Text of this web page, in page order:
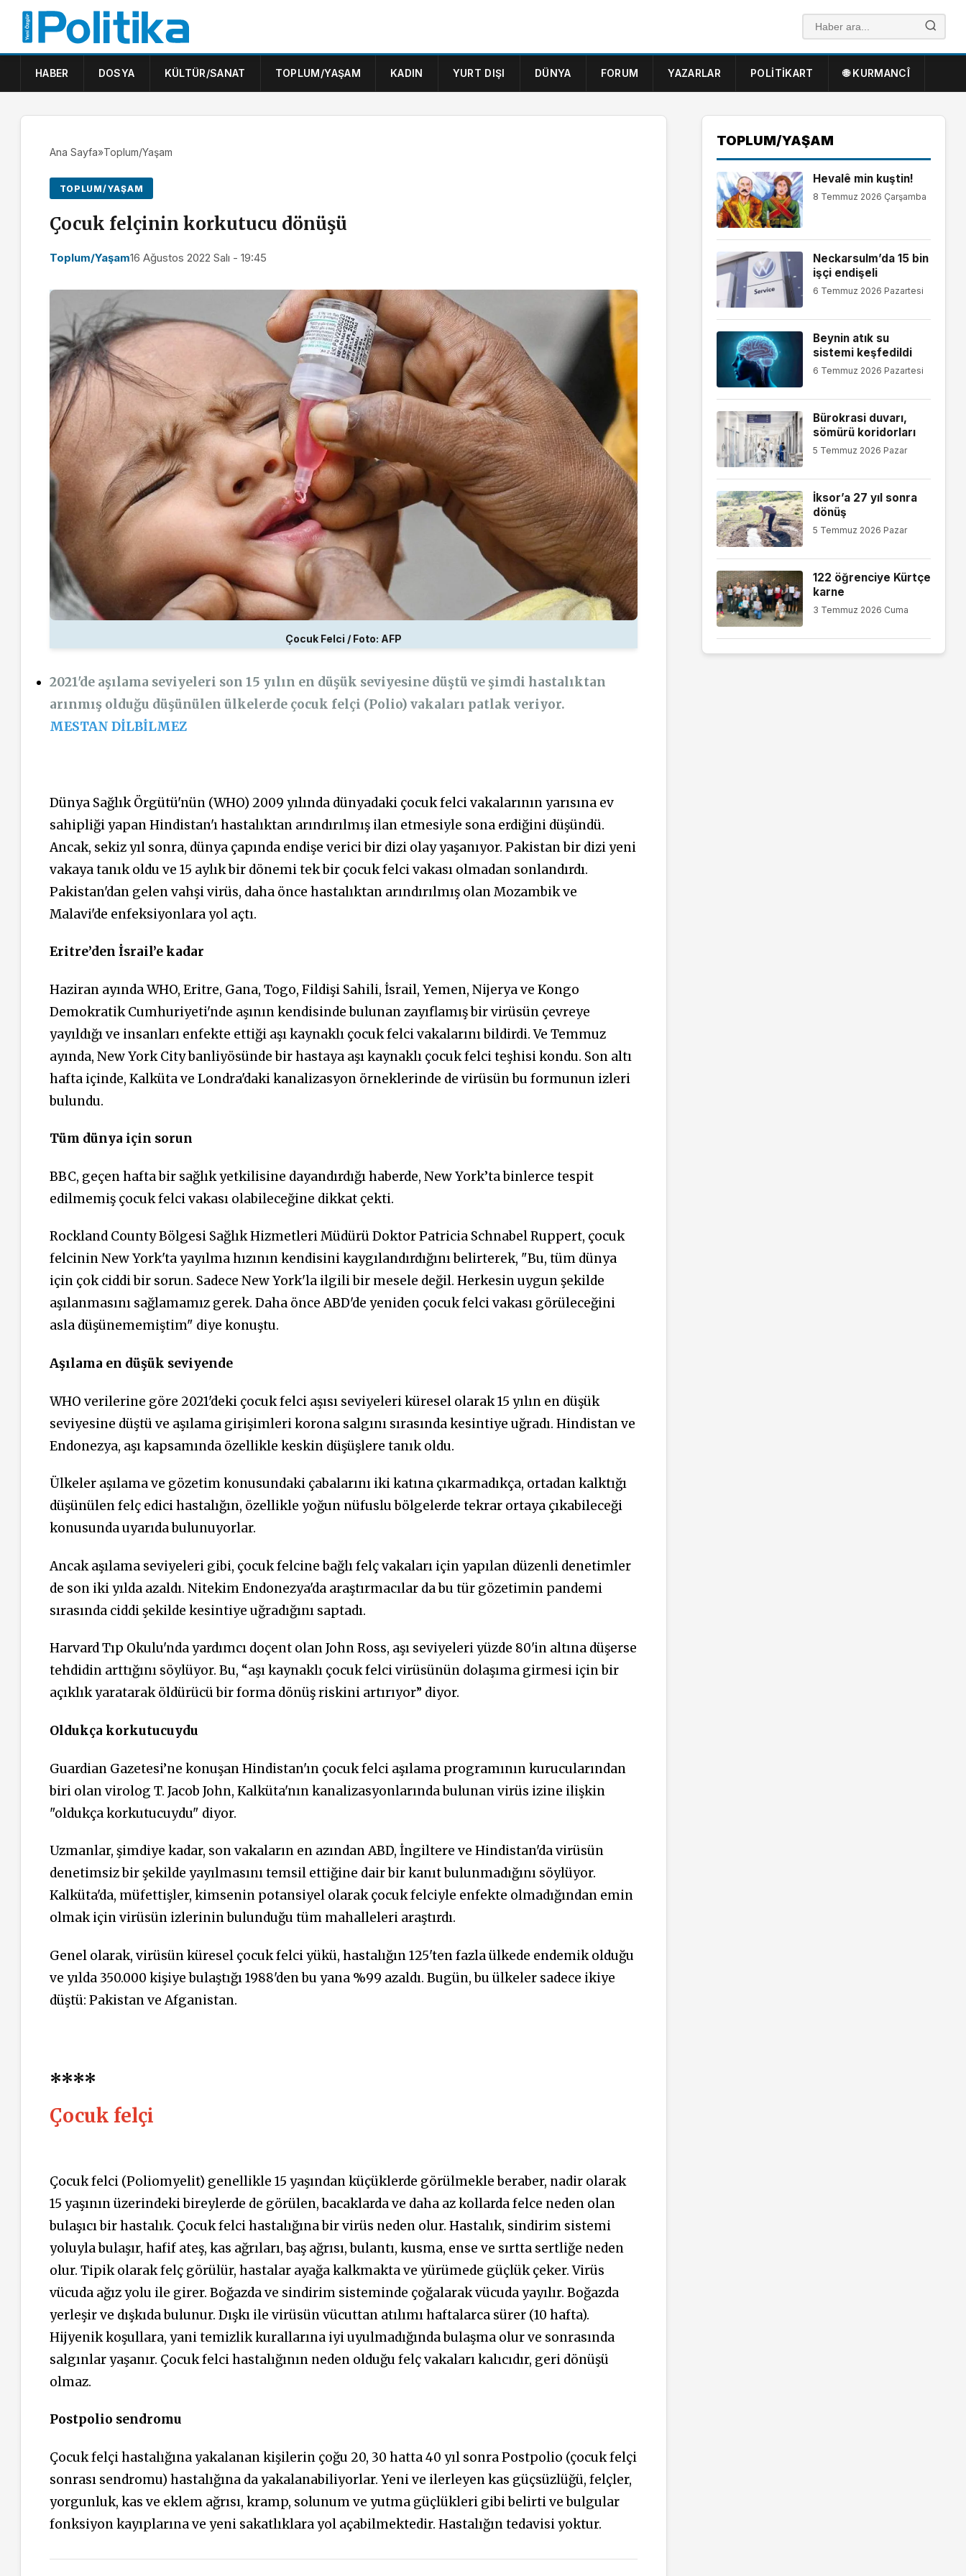
HABER DOSYA KÜLTÜR/SANAT TOPLUM/YAŞAM KADIN YURT DIŞI DÜNYA FORUM YAZARLAR POLITIKART 🌐 KURMANCÎ
Ana Sayfa»Toplum/Yaşam
TOPLUM/YAŞAM
Çocuk felçinin korkutucu dönüşü
Toplum/Yaşam16 Ağustos 2022 Salı - 19:45
Çocuk Felci / Foto: AFP
2021'de aşılama seviyeleri son 15 yılın en düşük seviyesine düştü ve şimdi hastalıktan
arınmış olduğu düşünülen ülkelerde çocuk felçi (Polio) vakaları patlak veriyor.
MESTAN DİLBİLMEZ
Dünya Sağlık Örgütü'nün (WHO) 2009 yılında dünyadaki çocuk felci vakalarının yarısına ev
sahipliği yapan Hindistan'ı hastalıktan arındırılmış ilan etmesiyle sona erdiğini düşündü.
Ancak, sekiz yıl sonra, dünya çapında endişe verici bir dizi olay yaşanıyor. Pakistan bir dizi yeni
vakaya tanık oldu ve 15 aylık bir dönemi tek bir çocuk felci vakası olmadan sonlandırdı.
Pakistan'dan gelen vahşi virüs, daha önce hastalıktan arındırılmış olan Mozambik ve
Malavi'de enfeksiyonlara yol açtı.
Eritre’den İsrail’e kadar
Haziran ayında WHO, Eritre, Gana, Togo, Fildişi Sahili, İsrail, Yemen, Nijerya ve Kongo
Demokratik Cumhuriyeti'nde aşının kendisinde bulunan zayıflamış bir virüsün çevreye
yayıldığı ve insanları enfekte ettiği aşı kaynaklı çocuk felci vakalarını bildirdi. Ve Temmuz
ayında, New York City banliyösünde bir hastaya aşı kaynaklı çocuk felci teşhisi kondu. Son altı
hafta içinde, Kalküta ve Londra'daki kanalizasyon örneklerinde de virüsün bu formunun izleri
bulundu.
Tüm dünya için sorun
BBC, geçen hafta bir sağlık yetkilisine dayandırdığı haberde, New York’ta binlerce tespit
edilmemiş çocuk felci vakası olabileceğine dikkat çekti.
Rockland County Bölgesi Sağlık Hizmetleri Müdürü Doktor Patricia Schnabel Ruppert, çocuk
felcinin New York'ta yayılma hızının kendisini kaygılandırdığını belirterek, "Bu, tüm dünya
için çok ciddi bir sorun. Sadece New York'la ilgili bir mesele değil. Herkesin uygun şekilde
aşılanmasını sağlamamız gerek. Daha önce ABD'de yeniden çocuk felci vakası görüleceğini
asla düşünememiştim" diye konuştu.
Aşılama en düşük seviyende
WHO verilerine göre 2021'deki çocuk felci aşısı seviyeleri küresel olarak 15 yılın en düşük
seviyesine düştü ve aşılama girişimleri korona salgını sırasında kesintiye uğradı. Hindistan ve
Endonezya, aşı kapsamında özellikle keskin düşüşlere tanık oldu.
Ülkeler aşılama ve gözetim konusundaki çabalarını iki katına çıkarmadıkça, ortadan kalktığı
düşünülen felç edici hastalığın, özellikle yoğun nüfuslu bölgelerde tekrar ortaya çıkabileceği
konusunda uyarıda bulunuyorlar.
Ancak aşılama seviyeleri gibi, çocuk felcine bağlı felç vakaları için yapılan düzenli denetimler
de son iki yılda azaldı. Nitekim Endonezya'da araştırmacılar da bu tür gözetimin pandemi
sırasında ciddi şekilde kesintiye uğradığını saptadı.
Harvard Tıp Okulu'nda yardımcı doçent olan John Ross, aşı seviyeleri yüzde 80'in altına düşerse
tehdidin arttığını söylüyor. Bu, “aşı kaynaklı çocuk felci virüsünün dolaşıma girmesi için bir
açıklık yaratarak öldürücü bir forma dönüş riskini artırıyor” diyor.
Oldukça korkutucuydu
Guardian Gazetesi’ne konuşan Hindistan'ın çocuk felci aşılama programının kurucularından
biri olan virolog T. Jacob John, Kalküta'nın kanalizasyonlarında bulunan virüs izine ilişkin
"oldukça korkutucuydu" diyor.
Uzmanlar, şimdiye kadar, son vakaların en azından ABD, İngiltere ve Hindistan'da virüsün
denetimsiz bir şekilde yayılmasını temsil ettiğine dair bir kanıt bulunmadığını söylüyor.
Kalküta'da, müfettişler, kimsenin potansiyel olarak çocuk felciyle enfekte olmadığından emin
olmak için virüsün izlerinin bulunduğu tüm mahalleleri araştırdı.
Genel olarak, virüsün küresel çocuk felci yükü, hastalığın 125'ten fazla ülkede endemik olduğu
ve yılda 350.000 kişiye bulaştığı 1988'den bu yana %99 azaldı. Bugün, bu ülkeler sadece ikiye
düştü: Pakistan ve Afganistan.
****
Çocuk felçi
Çocuk felci (Poliomyelit) genellikle 15 yaşından küçüklerde görülmekle beraber, nadir olarak
15 yaşının üzerindeki bireylerde de görülen, bacaklarda ve daha az kollarda felce neden olan
bulaşıcı bir hastalık. Çocuk felci hastalığına bir virüs neden olur. Hastalık, sindirim sistemi
yoluyla bulaşır, hafif ateş, kas ağrıları, baş ağrısı, bulantı, kusma, ense ve sırtta sertliğe neden
olur. Tipik olarak felç görülür, hastalar ayağa kalkmakta ve yürümede güçlük çeker. Virüs
vücuda ağız yolu ile girer. Boğazda ve sindirim sisteminde çoğalarak vücuda yayılır. Boğazda
yerleşir ve dışkıda bulunur. Dışkı ile virüsün vücuttan atılımı haftalarca sürer (10 hafta).
Hijyenik koşullara, yani temizlik kurallarına iyi uyulmadığında bulaşma olur ve sonrasında
salgınlar yaşanır. Çocuk felci hastalığının neden olduğu felç vakaları kalıcıdır, geri dönüşü
olmaz.
Postpolio sendromu
Çocuk felçi hastalığına yakalanan kişilerin çoğu 20, 30 hatta 40 yıl sonra Postpolio (çocuk felçi
sonrası sendromu) hastalığına da yakalanabiliyorlar. Yeni ve ilerleyen kas güçsüzlüğü, felçler,
yorgunluk, kas ve eklem ağrısı, kramp, solunum ve yutma güçlükleri gibi belirti ve bulgular
fonksiyon kayıplarına ve yeni sakatlıklara yol açabilmektedir. Hastalığın tedavisi yoktur.
TOPLUM/YAŞAM
Hevalê min kuştin!
8 Temmuz 2026 Çarşamba
Neckarsulm’da 15 bin
işçi endişeli
6 Temmuz 2026 Pazartesi
Beynin atık su
sistemi keşfedildi
6 Temmuz 2026 Pazartesi
Bürokrasi duvarı,
sömürü koridorları
5 Temmuz 2026 Pazar
İksor’a 27 yıl sonra
dönüş
5 Temmuz 2026 Pazar
122 öğrenciye Kürtçe
karne
3 Temmuz 2026 Cuma